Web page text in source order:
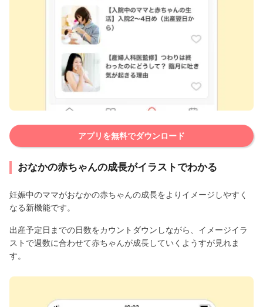
アプリを無料でダウンロード
おなかの赤ちゃんの成長がイラストでわかる
妊娠中のママがおなかの赤ちゃんの成長をよりイメージしやすく
なる新機能です。
出産予定日までの日数をカウントダウンしながら、イメージイラ
ストで週数に合わせて赤ちゃんが成長していくようすが見れま
す。